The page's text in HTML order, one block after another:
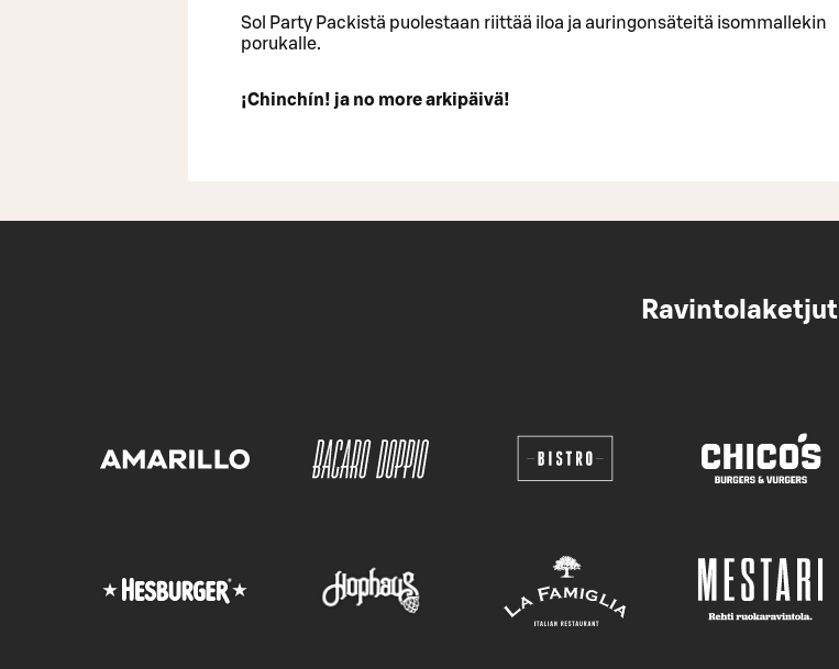
Sol Party Packistä puolestaan riittää iloa ja auringonsäteitä isommallekin
porukalle.
¡Chinchín! ja no more arkipäivä!
Ravintolaketjut